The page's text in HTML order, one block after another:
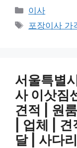
카
테
이사
태
포장이사 가
서울특별
사 이삿짐
견적 | 원
| 업체 |
달 | 사다